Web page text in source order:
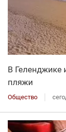
В Геленджике
пляжи
Общество